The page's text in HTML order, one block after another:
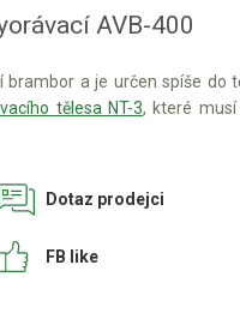
AVB-400
brambor a je určen spíše do
tělesa NT-3, které
Dotaz prodejci
FB like